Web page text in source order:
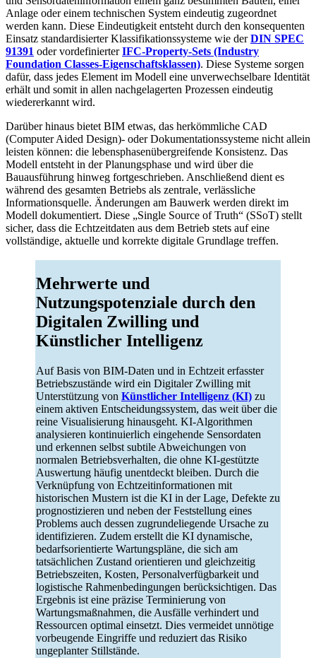
Anlage oder einem technischen System eindeutig zugeordnet
werden kann. Diese Eindeutigkeit entsteht durch den konsequenten
Einsatz standardisierter Klassifikationssysteme wie derDIN SPEC
91391 oder vordefinierterIFC-Property-Sets (Industry
Foundation Classes-Eigenschaftsklassen). Diese Systeme sorgen
dafür, dass jedes Element im Modell eine unverwechselbare Identität
erhält und somit in allen nachgelagerten Prozessen eindeutig
wiedererkannt wird.
Darüber hinaus bietet BIM etwas, das herkömmliche CAD
(Computer Aided Design)- oder Dokumentationssysteme nicht allein
leisten können: die lebensphasenübergreifende Konsistenz. Das
Modell entsteht in der Planungsphase und wird über die
Bauausführung hinweg fortgeschrieben. Anschließend dient es
während des gesamten Betriebs als zentrale, verlässliche
Informationsquelle. Änderungen am Bauwerk werden direkt im
Modell dokumentiert. Diese „Single Source of Truth“ (SSoT) stellt
sicher, dass die Echtzeitdaten aus dem Betrieb stets auf eine
vollständige, aktuelle und korrekte digitale Grundlage treffen.
Mehrwerte und
Nutzungspotenziale durch den
Digitalen Zwilling und
Künstlicher Intelligenz
Auf Basis von BIM-Daten und in Echtzeit erfasster
Betriebszustände wird ein Digitaler Zwilling mit
Unterstützung von Künstlicher Intelligenz (KI) zu
einem aktiven Entscheidungssystem, das weit über die
reine Visualisierung hinausgeht. KI-Algorithmen
analysieren kontinuierlich eingehende Sensordaten
und erkennen selbst subtile Abweichungen von
normalen Betriebsverhalten, die ohne KI-gestützte
Auswertung häufig unentdeckt bleiben. Durch die
Verknüpfung von Echtzeitinformationen mit
historischen Mustern ist die KI in der Lage, Defekte zu
prognostizieren und neben der Feststellung eines
Problems auch dessen zugrundeliegende Ursache zu
identifizieren. Zudem erstellt die KI dynamische,
bedarfsorientierte Wartungspläne, die sich am
tatsächlichen Zustand orientieren und gleichzeitig
Betriebszeiten, Kosten, Personalverfügbarkeit und
logistische Rahmenbedingungen berücksichtigen. Das
Ergebnis ist eine präzise Terminierung von
Wartungsmaßnahmen, die Ausfälle verhindert und
Ressourcen optimal einsetzt. Dies vermeidet unnötige
vorbeugende Eingriffe und reduziert das Risiko
ungeplanter Stillstände.